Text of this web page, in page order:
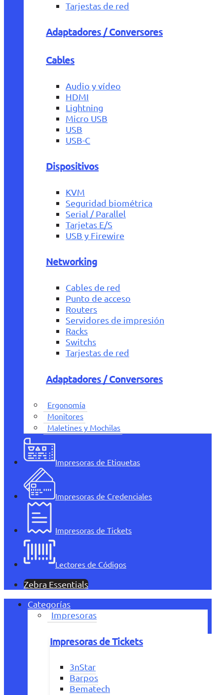
Tarjestas de red
Adaptadores / Conversores
Cables
Audio y vídeo
HDMI
Lightning
Micro USB
USB
USB-C
Dispositivos
KVM
Seguridad biométrica
Serial / Parallel
Tarjetas E/S
USB y Firewire
Networking
Cables de red
Punto de acceso
Routers
Servidores de impresión
Racks
Switchs
Tarjestas de red
Adaptadores / Conversores
Ergonomía
Monitores
Maletines y Mochilas
Impresoras de Etiquetas
Impresoras de Credenciales
Impresoras de Tickets
Lectores de Códigos
Zebra Essentials
Categorías
Impresoras
Impresoras de Tickets
3nStar
Barpos
Bematech